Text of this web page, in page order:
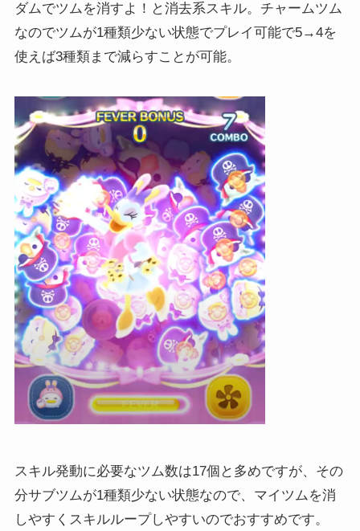
ダムでツムを消すよ！と消去系スキル。チャームツム
なのでツムが1種類少ない状態でプレイ可能で5→4を
使えば3種類まで減らすことが可能。
スキル発動に必要なツム数は17個と多めですが、その
分サブツムが1種類少ない状態なので、マイツムを消
しやすくスキルループしやすいのでおすすめです。